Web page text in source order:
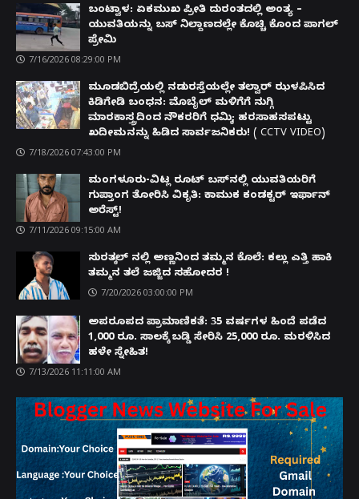
ಬಂಟ್ವಾಳ: ಏಕಮುಖ ಪ್ರೀತಿ ದುರಂತದಲ್ಲಿ ಅಂತ್ಯ –
ಯುವತಿಯನ್ನು ಬಸ್ ನಿಲ್ದಾಣದಲ್ಲೇ ಕೊಚ್ಚಿ ಕೊಂದ ಪಾಗಲ್
ಪ್ರೇಮಿ
7/16/2026 08:29:00 PM
ಮೂಡಬಿದ್ರೆಯಲ್ಲಿ ನಡುರಸ್ತೆಯಲ್ಲೇ ತಲ್ವಾರ್ ಝಳಪಿಸಿದ
ಕಿಡಿಗೇಡಿ ಬಂಧನ: ಮೊಬೈಲ್ ಮಳಿಗೆಗೆ ನುಗ್ಗಿ
ಮಾರಕಾಸ್ತ್ರದಿಂದ ನೌಕರರಿಗೆ ಧಮ್ಕಿ; ಹರಸಾಹಸಪಟ್ಟು
ಖದೀಮನನ್ನು ಹಿಡಿದ ಸಾರ್ವಜನಿಕರು! ( CCTV VIDEO)
7/18/2026 07:43:00 PM
ಮಂಗಳೂರು-ವಿಟ್ಲ ರೂಟ್ ಬಸ್‌ನಲ್ಲಿ ಯುವತಿಯರಿಗೆ
ಗುಪ್ತಾಂಗ ತೋರಿಸಿ ವಿಕೃತಿ: ಕಾಮುಕ ಕಂಡಕ್ಟರ್ ಇರ್ಫಾನ್
ಅರೆಸ್ಟ್!
7/11/2026 09:15:00 AM
ಸುರತ್ಕಲ್ ನಲ್ಲಿ ಅಣ್ಣನಿಂದ ತಮ್ಮನ ಕೊಲೆ: ಕಲ್ಲು ಎತ್ತಿ ಹಾಕಿ
ತಮ್ಮನ ತಲೆ ಜಜ್ಜಿದ ಸಹೋದರ !
7/20/2026 03:00:00 PM
ಅಪರೂಪದ ಪ್ರಾಮಾಣಿಕತೆ: 35 ವರ್ಷಗಳ ಹಿಂದೆ ಪಡೆದ
1,000 ರೂ. ಸಾಲಕ್ಕೆ ಬಡ್ಡಿ ಸೇರಿಸಿ 25,000 ರೂ. ಮರಳಿಸಿದ
ಹಳೇ ಸ್ನೇಹಿತ!
7/13/2026 11:11:00 AM